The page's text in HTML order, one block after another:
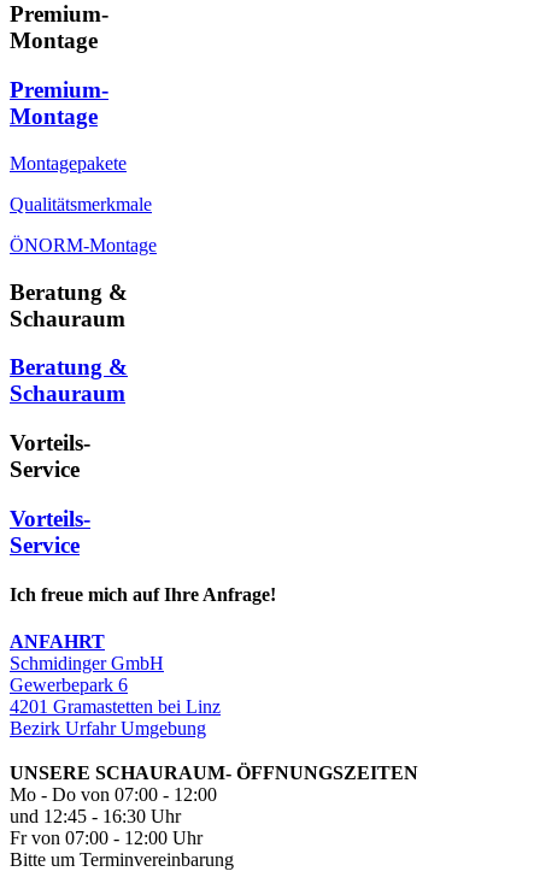
Premium-
Montage
Premium-
Montage
Montagepakete
Qualitätsmerkmale
ÖNORM-Montage
Beratung &
Schauraum
Beratung &
Schauraum
Vorteils-
Service
Vorteils-
Service
Ich freue mich auf Ihre Anfrage!
ANFAHRT
Schmidinger GmbH
Gewerbepark 6
4201 Gramastetten bei Linz
Bezirk Urfahr Umgebung
UNSERE SCHAURAUM- ÖFFNUNGSZEITEN
Mo - Do von 07:00 - 12:00
und 12:45 - 16:30 Uhr
Fr von 07:00 - 12:00 Uhr
Bitte um Terminvereinbarung